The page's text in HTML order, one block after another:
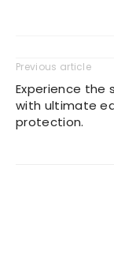
Previous article
Experience the
with ultimate
protection.